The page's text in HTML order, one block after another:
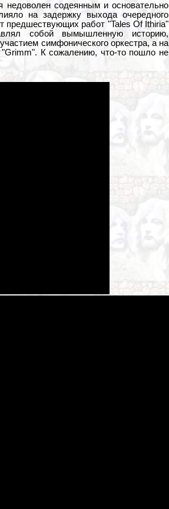
недоволен содеянным и основательно
на задержку выхода очередного
предшествующих работ "Tales Of Ithiria"
собой вымышленную историю,
симфонического оркестра, а на
К сожалению, что-то пошло не